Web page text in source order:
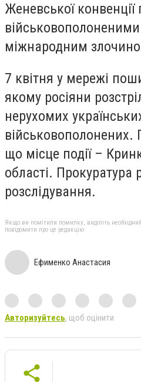
Женевської
міжнародним
7 квітня у мережі
якому росіяни
нерухомих
військовополонених.
що місце події –
області. Прокуратура
розслідування.
Якщо ви помітили помилку, виділіть
повідомити про це редакцію
Ефименко Анастасия
Авторизуйтесь, щоб оцінити